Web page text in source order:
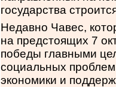
государства
Недавно Чавес,
на предстоящих 7
победы главными
социальных
экономики и